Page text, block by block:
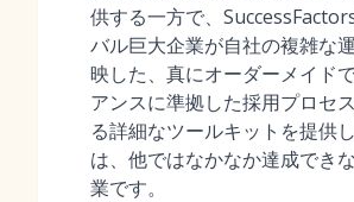
供する一方で、
バル巨大企業が自社の複雑な
映した、真にオーダーメイド
アンスに準拠した採用プロセ
る詳細なツールキットを提供
は、他ではなかなか達成でき
業です。